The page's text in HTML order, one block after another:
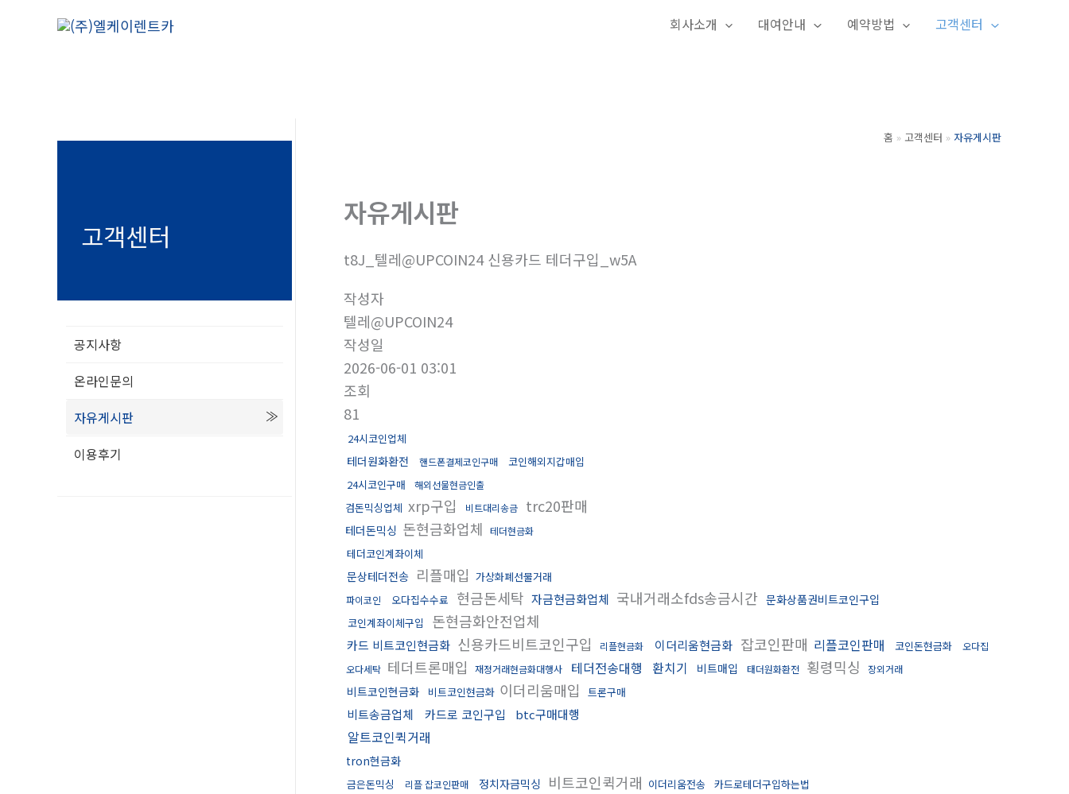
회사소개 대여안내 예약방법 고객센터
고객센터
공지사항
온라인문의
자유게시판
이용후기
홈 고객센터 자유게시판
자유게시판
t8J_텔레@UPCOIN24 신용카드 테더구입_w5A
작성자
텔레@UPCOIN24
작성일
2026-06-01 03:01
조회
81
24시코인업체
테더원화환전 핸드폰결제코인구매
코인해외지갑매입
24시코인구매
해외선물현금인출
검돈믹싱업체 xrp구입 비트대리송금 trc20판매
테더돈믹싱 돈현금화업체 테더현금화
테더코인계좌이체
문상테더전송 리플매입 가상화폐선물거래
파이코인 오다집수수료 현금돈세탁 자금현금화업체 국내거래소fds송금시간 문화상품권비트코인구입
코인계좌이체구입 돈현금화안전업체
카드 비트코인현금화 신용카드비트코인구입 리플현금화 이더리움현금화 잡코인판매 리플코인판매 코인돈현금화
오다집
오다세탁 테더트론매입 재정거래현금화대행사 테더전송대행 환치기 비트매입 태더원화환전 횡령믹싱 장외거래
비트코인현금화 비트코인현금화 이더리움매입 트론구매
비트송금업체 카드로 코인구입 btc구매대행
알트코인퀵거래
tron현금화
금은돈믹싱 리플 잡코인판매 정치자금믹싱 비트코인퀵거래 이더리움전송 카드로테더구입하는법